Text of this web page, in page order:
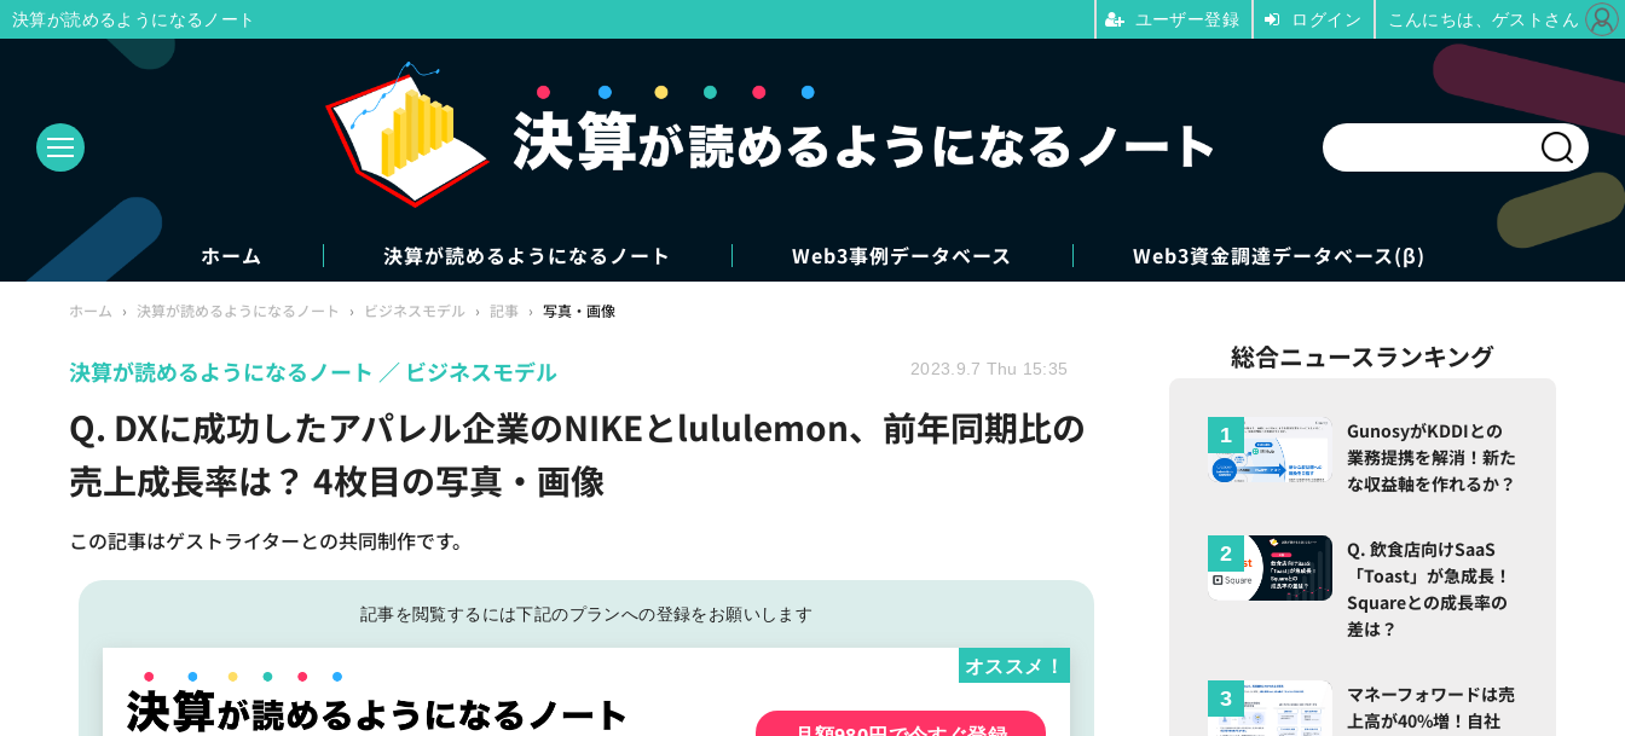
ホーム 決算が読めるようになるノート Web3事例データベース Web3資金調達データベース(β)
ホーム › 決算が読めるようになるノート › ビジネスモデル › 記事 › 写真・画像
Q. DXに成功したアパレル企業のNIKEとlululemon、前年同期比の
売上成長率は？ 4枚目の写真・画像
この記事はゲストライターとの共同制作です。
決算が読めるようになるノート ビジネスモデル 2023.9.7 Thu 15:35
記事を閲覧するには下記のプランへの登録をお願いします
オススメ！
総合ニュースランキング
GunosyがKDDIとの
業務提携を解消！新た
な収益軸を作れるか？
Q. 飲食店向けSaaS
「Toast」が急成長！
Squareとの成長率の
差は？
マネーフォワードは売
上高が40%増！自社
決算が読めるようになるノート ユーザー登録 ログイン こんにちは、ゲストさん